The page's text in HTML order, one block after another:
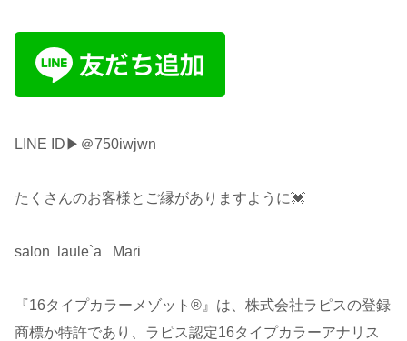
LINE ID▶︎＠750iwjwn
たくさんのお客様とご縁がありますように💓
salon laule`a Mari
『16タイプカラーメゾット®︎』は、株式会社ラピスの登録
商標か特許であり、ラピス認定16タイプカラーアナリス